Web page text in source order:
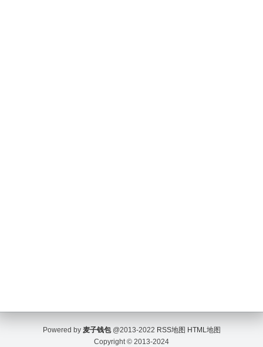
Powered by 麦子钱包@2013-2022 RSS地图 HTML地图
Copyright© 2013-2024